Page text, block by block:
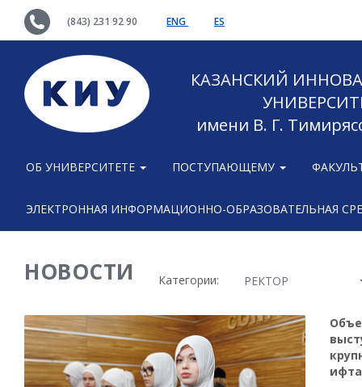
(843) 231 92 90 ENG ES
КАЗАНСКИЙ
имени В. Г.
ОБ УНИВЕРСИТЕТЕ ПОСТУПАЮЩЕМУ
ЭЛЕКТРОННАЯ ИНФОРМАЦИОННО-ОБРАЗОВАТЕЛЬНАЯ
НОВОСТИ Категории: РЕКТОР